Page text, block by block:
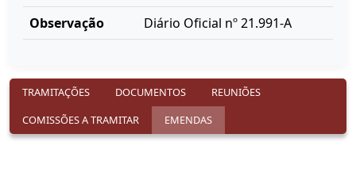
Observação
Diário Oficial nº 21.991-A
TRAMITAÇÕES DOCUMENTOS
REUNIÕES
COMISSÕES A TRAMITAR
EMENDAS